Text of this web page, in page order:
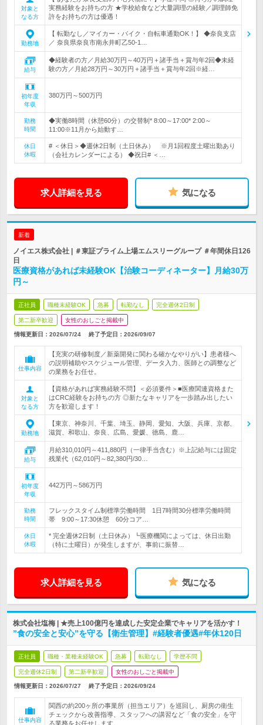
対象と
なる方
実務経験をお持ちの方 ★学校給食など大量調理の経験／調理師免
許をお持ちの方は優遇！
勤務地
【 転勤なし／マイカー・バイク・自転車通勤OK！】 ◆奈良支店
／ 奈良県奈良市南永井町乙50-1…
給与
◆経験者の方／月給30万円～40万円＋諸手当＋賞与年2回◆未経
験の方／月給28万円～30万円＋諸手当＋賞与年2回※経…
初年度
年収
380万円～500万円
勤務
時間
◆実働8時間（休憩60分）の交替制* 8:00～17:00* 2:00～
11:00※11月から始動す…
休日
休暇
# ＜休日＞◆週休2日制（土日休み） ※月1回程度土曜出勤あり
（会社カレンダーによる） ◆祝日# ＜…
求人詳細を見る 気になる
新着
ノイエス株式会社 | ＃東証プライム上場エムスリーグループ ＃年間休日126
日
医療資格があれば未経験OK【治験コーディネーター】月給30万
円～
正社員 職種未経験OK 急募 転勤なし 完全週休2日制
第二新卒歓迎 女性のおしごと掲載中
情報更新日：2026/07/24 終了予定日： 2026/09/07
仕事内容
【充実の研修制度／新薬開発に関わる確かなやりがい】患者様へ
の説明補助やスケジュール管理、データ入力、医師との調整など
の業務をお任せ。
対象と
なる方
【資格があれば実務経験不問】＜必須要件＞■医療関連資格また
はCRC経験をお持ちの方 ◎新たなキャリアを一歩踏み出したい
方を歓迎します！
勤務地
【東京、神奈川、千葉、埼玉、静岡、愛知、大阪、兵庫、京都、
滋賀、和歌山、奈良、広島、愛媛、徳島、鹿…
給与
月給310,010円～411,880円（一律手当含む）※上記給与には固定
残業代（62,010円～82,380円/30…
初年度
年収
442万円～586万円
勤務
時間
フレックスタイム制標準労働時間 1日7時間30分標準労働時間
帯 9:00～17:30休憩 60分コア…
休日
休暇
* 完全週休2日制（土日休み）┗医療機関によっては、休日出勤
（特に土曜日）が発生しますが、事前に振替…
求人詳細を見る 気になる
株式会社塩梅 | ★売上100億円を達成した安定企業でキャリアを活かす！
”食の安全と安心”を守る【衛生管理】#経験者優遇#年休120日
正社員 職種・業種未経験OK 急募 転勤なし 学歴不問
完全週休2日制 第二新卒歓迎 女性のおしごと掲載中
情報更新日：2026/07/27 終了予定日： 2026/09/24
仕事内容
関西の約200ヶ所の事業所（担当エリア）を巡回し、厨房の衛生
チェックから改善指導、スタッフへの講習など「食の安全」を守
る業務をお任せします。